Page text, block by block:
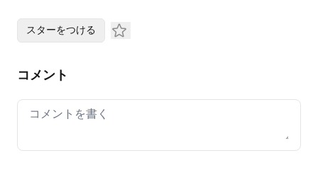
スターをつける
コメント
Your comment